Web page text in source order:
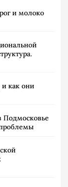
и молоко
как они
Подмосковье